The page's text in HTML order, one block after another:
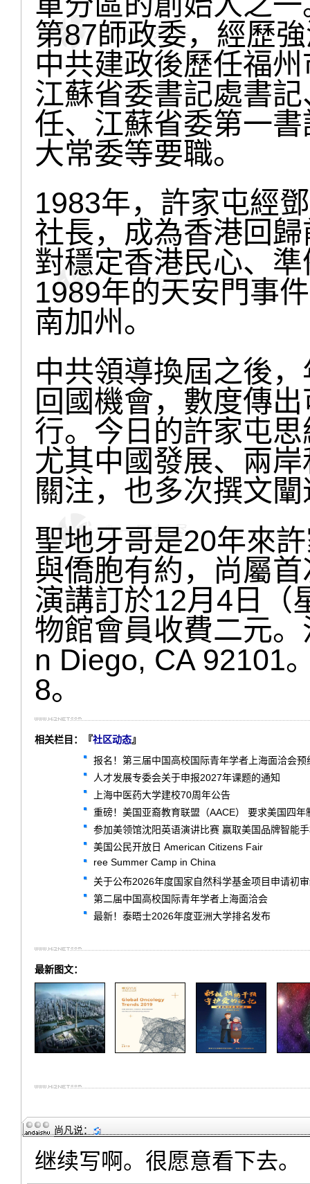
第87師政委，經歷
中共建政後歷任福
江蘇省委書記處書
任、江蘇省委第一
大常委等要職。
1983年，許家屯經
社長，成為香港回
對穩定香港民心、
1989年的天安門事
南加州。
中共領導換屆之後
回國機會，數度傳
行。今日的許家屯
尤其中國發展、兩
關注，也多次撰文
聖地牙哥是20年來
與僑胞有約，尚屬
演講訂於12月4日（
物館會員收費二元
n Diego, CA 92101
8。
相关栏目：『社区动态』
报名！第三届中国高校国际青年学者上海面洽会预
人才发展专委会关于申报2027年课题的通知
上海中医药大学建校70周年公告
重磅！美国亚裔教育联盟（AACE） 要求美国四
参加美领馆沈阳英语演讲比赛 赢取美国品牌智能
美国公民开放日 American Citizens Fair
ree Summer Camp in China
关于公布2026年度国家自然科学基金项目申请初
第二届中国高校国际青年学者上海面洽会
最新！泰晤士2026年度亚洲大学排名发布
最新图文：
尚凡说：
继续写啊。很愿意看下去。